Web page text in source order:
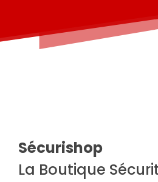
Sécurishop
La Boutique